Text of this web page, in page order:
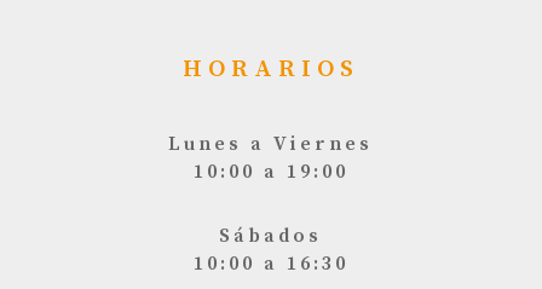
HORARIOS
Lunes a Viernes
10:00 a 19:00
Sábados
10:00 a 16:30